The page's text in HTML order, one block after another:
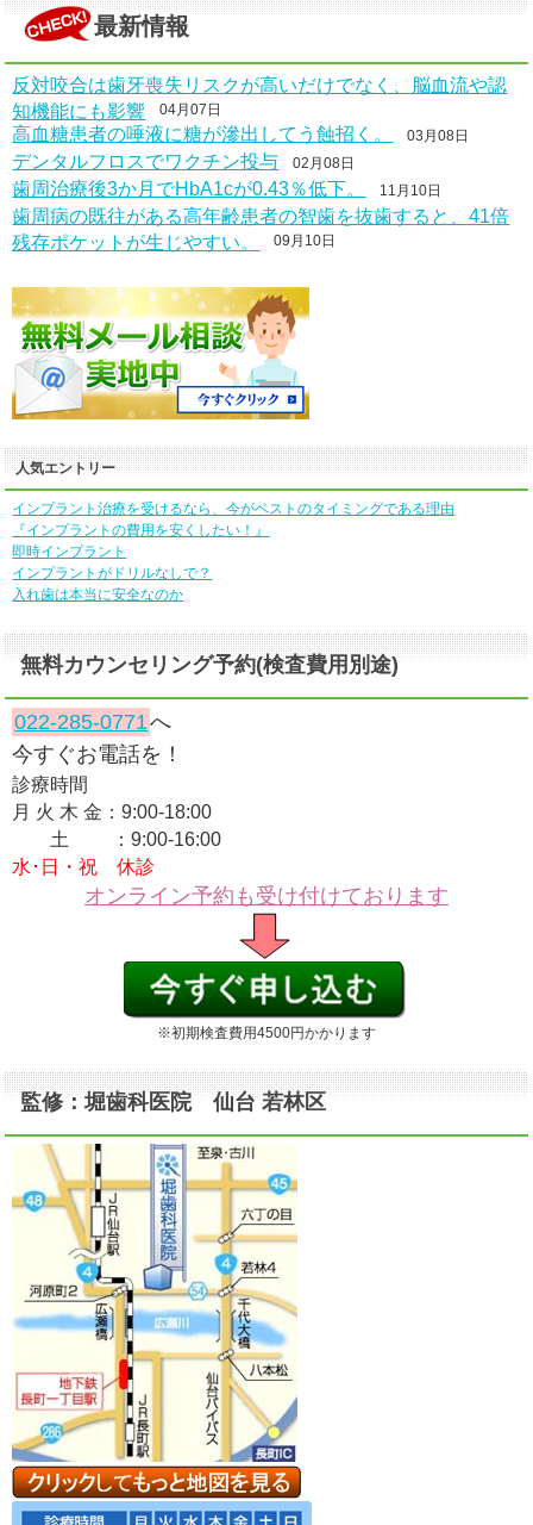
最新情報
反対咬合は歯牙喪失リスクが高いだけでなく、脳血流や認
知機能にも影響 04月07日
高血糖患者の唾液に糖が滲出してう蝕招く。 03月08日
デンタルフロスでワクチン投与 02月08日
歯周治療後3か月でHbA1cが0.43％低下。 11月10日
歯周病の既往がある高年齢患者の智歯を抜歯すると、41倍
残存ポケットが生じやすい。 09月10日
人気エントリー
インプラント治療を受けるなら、今がベストのタイミングである理由
『インプラントの費用を安くしたい！』
即時インプラント
インプラントがドリルなしで？
入れ歯は本当に安全なのか
無料カウンセリング予約(検査費用別途)
022-285-0771へ
今すぐお電話を！
診療時間
月 火 木 金：9:00-18:00
土 ：9:00-16:00
水･日・祝 休診
オンライン予約も受け付けております
※初期検査費用4500円かかります
監修：堀歯科医院 仙台 若林区